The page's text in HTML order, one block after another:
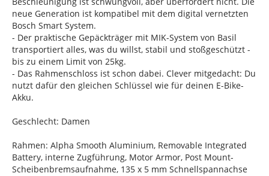
neue Generation ist kompatibel mit dem digital vernetzten
Bosch Smart System.
- Der praktische Gepäckträger mit MIK-System von Basil
transportiert alles, was du willst, stabil und stoßgeschützt -
bis zu einem Limit von 25kg.
- Das Rahmenschloss ist schon dabei. Clever mitgedacht: Du
nutzt dafür den gleichen Schlüssel wie für deinen E-Bike-
Akku.
Geschlecht: Damen
Rahmen: Alpha Smooth Aluminium, Removable Integrated
Battery, interne Zugführung, Motor Armor, Post Mount-
Scheibenbremsaufnahme, 135 x 5 mm Schnellspannachse